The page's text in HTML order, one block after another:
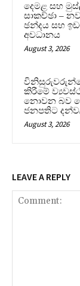
දෙමළ සහ
සාකච්ඡා –
ඡන්දය සහ
අවධානය
August 3, 2026
කිරීමේ
නොවන බව
ජනපතිට
August 3, 2026
LEAVE A REPLY